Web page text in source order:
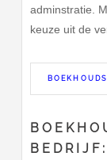
adminstratie.
keuze uit de